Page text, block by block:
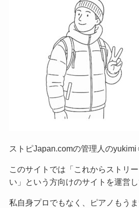
ストピJapan.comの管理人の
このサイトでは「これからストリ
い」という方向けのサイトを運営し
私自身プロでもなく、ピアノもう